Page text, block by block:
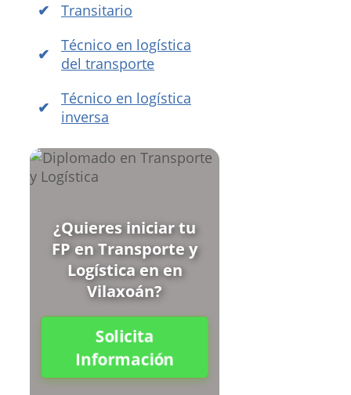
Transitario
Técnico en logística
del transporte
Técnico en logística
inversa
¿Quieres iniciar tu
FP en Transporte y
Logística en en
Vilaxoán?
Solicita
Información